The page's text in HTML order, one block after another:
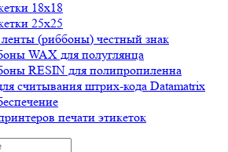
18х18
25х25
(риббоны) честный знак
WAX для полуглянца
RESIN для полипропиленна
считывания штрих-кода Datamatrix
печати этикеток